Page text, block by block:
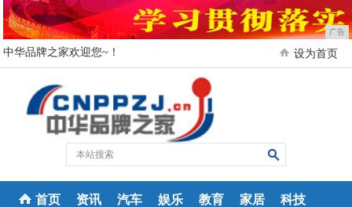
广告
中华品牌之家欢迎您~！ 设为首页
首页 资讯 汽车 娱乐 教育 家居 科技